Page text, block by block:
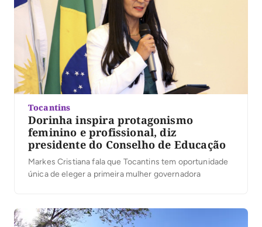
Tocantins
Dorinha inspira protagonismo
feminino e profissional, diz
presidente do Conselho de Educação
Markes Cristiana fala que Tocantins tem oportunidade
única de eleger a primeira mulher governadora